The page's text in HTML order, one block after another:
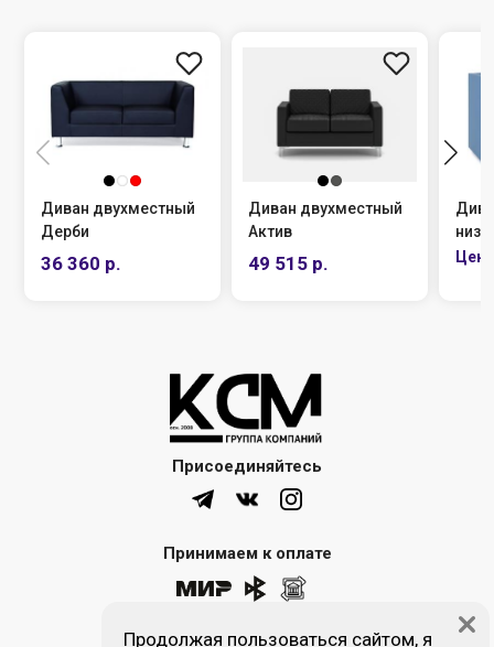
Диван двухместный
Дерби
36 360 р.
Диван двухместный
Актив
49 515 р.
Присоединяйтесь
Принимаем к оплате
Продолжая пользоваться сайтом, я